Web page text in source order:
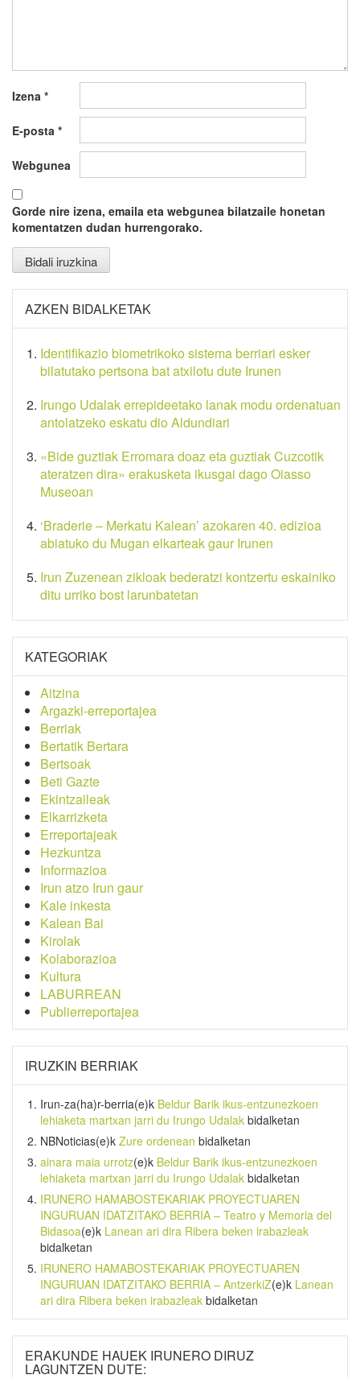
Izena *
E-posta *
Webgunea
Gorde nire izena, emaila eta webgunea bilatzaile honetan
komentatzen dudan hurrengorako.
AZKEN BIDALKETAK
Identifikazio biometrikoko sistema berriari esker
bilatutako pertsona bat atxilotu dute Irunen
Irungo Udalak errepideetako lanak modu ordenatuan
antolatzeko eskatu dio Aldundiari
«Bide guztiak Erromara doaz eta guztiak Cuzcotik
ateratzen dira» erakusketa ikusgai dago Oiasso
Museoan
‘Braderie – Merkatu Kalean’ azokaren 40. edizioa
abiatuko du Mugan elkarteak gaur Irunen
Irun Zuzenean zikloak bederatzi kontzertu eskainiko
ditu urriko bost larunbatetan
KATEGORIAK
Aitzina
Argazki-erreportajea
Berriak
Bertatik Bertara
Bertsoak
Beti Gazte
Ekintzaileak
Elkarrizketa
Erreportajeak
Hezkuntza
Informazioa
Irun atzo Irun gaur
Kale inkesta
Kalean Bai
Kirolak
Kolaborazioa
Kultura
LABURREAN
Publierreportajea
IRUZKIN BERRIAK
Irun-za(ha)r-berria(e)k Beldur Barik ikus-entzunezkoen
lehiaketa martxan jarri du Irungo Udalak bidalketan
NBNoticias(e)k Zure ordenean bidalketan
ainara maia urrotz(e)k Beldur Barik ikus-entzunezkoen
lehiaketa martxan jarri du Irungo Udalak bidalketan
IRUNERO HAMABOSTEKARIAK PROYECTUAREN
INGURUAN IDATZITAKO BERRIA – Teatro y Memoria del
Bidasoa(e)k Lanean ari dira Ribera beken irabazleak
bidalketan
IRUNERO HAMABOSTEKARIAK PROYECTUAREN
INGURUAN IDATZITAKO BERRIA – AntzerkiZ(e)k Lanean
ari dira Ribera beken irabazleak bidalketan
ERAKUNDE HAUEK IRUNERO DIRUZ
LAGUNTZEN DUTE: